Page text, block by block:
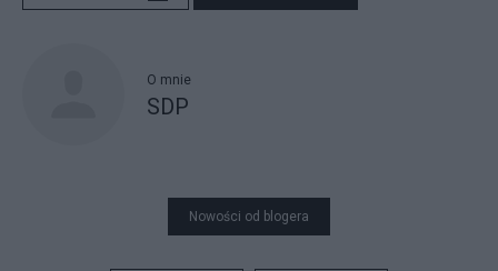
O mnie
SDP
Nowości od blogera